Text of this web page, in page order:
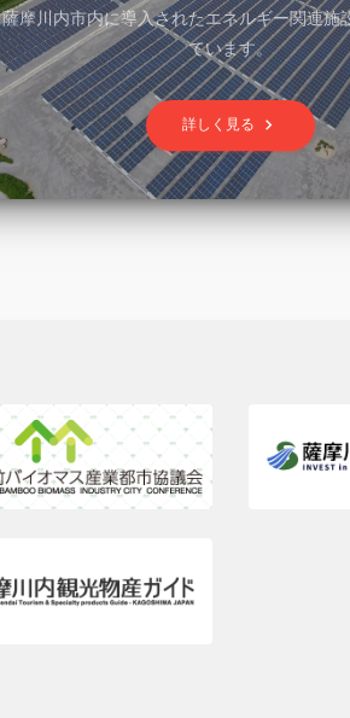
薩摩川内市内に導入されたエネルギー関連施
ています。
詳しく見る keyboard_arrow_right